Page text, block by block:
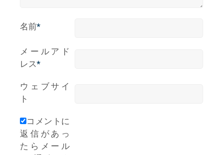
名前*
メールアド
レス*
ウェブサイ
ト
コメントに
返信があっ
たらメール